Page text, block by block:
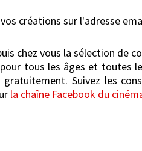
créations sur l'adresse
chez vous la sélection de
tous les âges et toutes
gratuitement. Suivez les
la chaîne Facebook du